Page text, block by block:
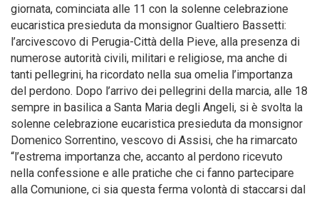
giornata, cominciata alle 11 con la solenne celebrazione
eucaristica presieduta da monsignor Gualtiero Bassetti:
l’arcivescovo di Perugia-Città della Pieve, alla presenza di
numerose autorità civili, militari e religiose, ma anche di
tanti pellegrini, ha ricordato nella sua omelia l’importanza
del perdono. Dopo l’arrivo dei pellegrini della marcia, alle 18
sempre in basilica a Santa Maria degli Angeli, si è svolta la
solenne celebrazione eucaristica presieduta da monsignor
Domenico Sorrentino, vescovo di Assisi, che ha rimarcato
“l’estrema importanza che, accanto al perdono ricevuto
nella confessione e alle pratiche che ci fanno partecipare
alla Comunione, ci sia questa ferma volontà di staccarsi dal